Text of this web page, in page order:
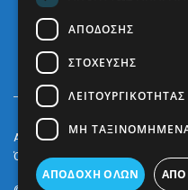
Arkè Media Group Radio
Όροι και Προϋποθέσεις
ΑΠΌΔΟΣΗΣ
ΣΤΌΧΕΥΣΗΣ
ΛΕΙΤΟΥΡΓΙΚΌΤΗΤΑΣ
ΜΗ
ΑΠΟΔΟΧΉ ΌΛΩΝ